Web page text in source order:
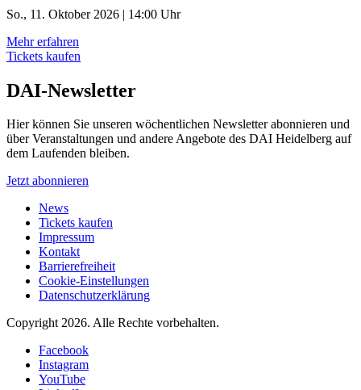
So., 11. Oktober 2026 | 14:00 Uhr
Mehr erfahren
Tickets kaufen
DAI-Newsletter
Hier können Sie unseren wöchentlichen Newsletter abonnieren und
über Veranstaltungen und andere Angebote des DAI Heidelberg auf
dem Laufenden bleiben.
Jetzt abonnieren
News
Tickets kaufen
Impressum
Kontakt
Barrierefreiheit
Cookie-Einstellungen
Datenschutzerklärung
Copyright 2026. Alle Rechte vorbehalten.
Facebook
Instagram
YouTube